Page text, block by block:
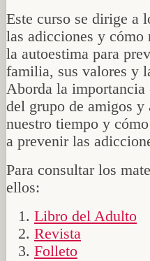
Este curso se dirige a
las adicciones y cómo
la autoestima para
familia, sus valores y
Aborda la importancia
del grupo de amigos y
nuestro tiempo y
a prevenir las
Para consultar los
ellos:
Libro del Adulto
Revista
Folleto